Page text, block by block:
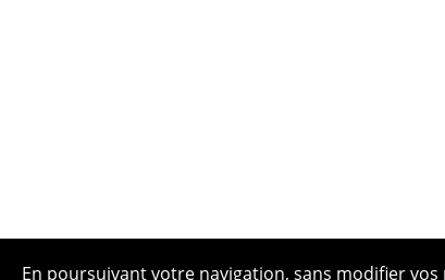
En poursuivant votre navigation, sans modifier